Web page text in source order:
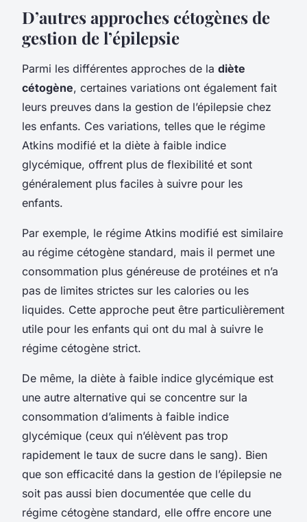
D’autres approches cétogènes de
gestion de l’épilepsie
Parmi les différentes approches de la diète
cétogène, certaines variations ont également fait
leurs preuves dans la gestion de l’épilepsie chez
les enfants. Ces variations, telles que le régime
Atkins modifié et la diète à faible indice
glycémique, offrent plus de flexibilité et sont
généralement plus faciles à suivre pour les
enfants.
Par exemple, le régime Atkins modifié est similaire
au régime cétogène standard, mais il permet une
consommation plus généreuse de protéines et n’a
pas de limites strictes sur les calories ou les
liquides. Cette approche peut être particulièrement
utile pour les enfants qui ont du mal à suivre le
régime cétogène strict.
De même, la diète à faible indice glycémique est
une autre alternative qui se concentre sur la
consommation d’aliments à faible indice
glycémique (ceux qui n’élèvent pas trop
rapidement le taux de sucre dans le sang). Bien
que son efficacité dans la gestion de l’épilepsie ne
soit pas aussi bien documentée que celle du
régime cétogène standard, elle offre encore une